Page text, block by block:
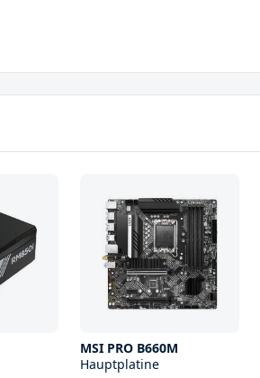
MSI PRO B660M
Hauptplatine